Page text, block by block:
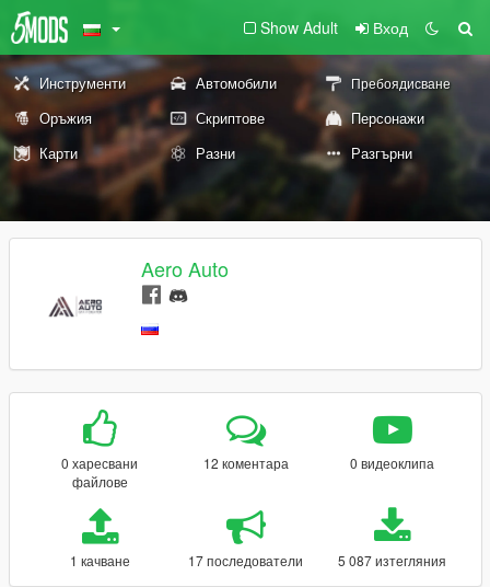
Show Adult Вход
Инструменти Автомобили Пребоядисване
Оръжия Скриптове
Персонажи
Карти
Разни Разгърни
Aero Auto
0 харесвани
файлове
12 коментара 0 видеоклипа
1 качване 17 последователи 5 087 изтегляния